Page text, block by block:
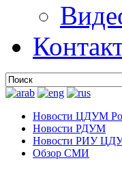
Новости ЦДУМ
Новости РДУМ
Новости РИУ
Обзор СМИ